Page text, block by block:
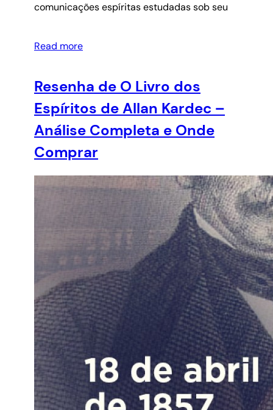
comunicações espíritas estudadas sob seu
Read more
Resenha de O Livro dos
Espíritos de Allan Kardec –
Análise Completa e Onde
Comprar